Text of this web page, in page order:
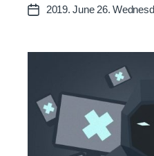
author
Post2019. June 26.